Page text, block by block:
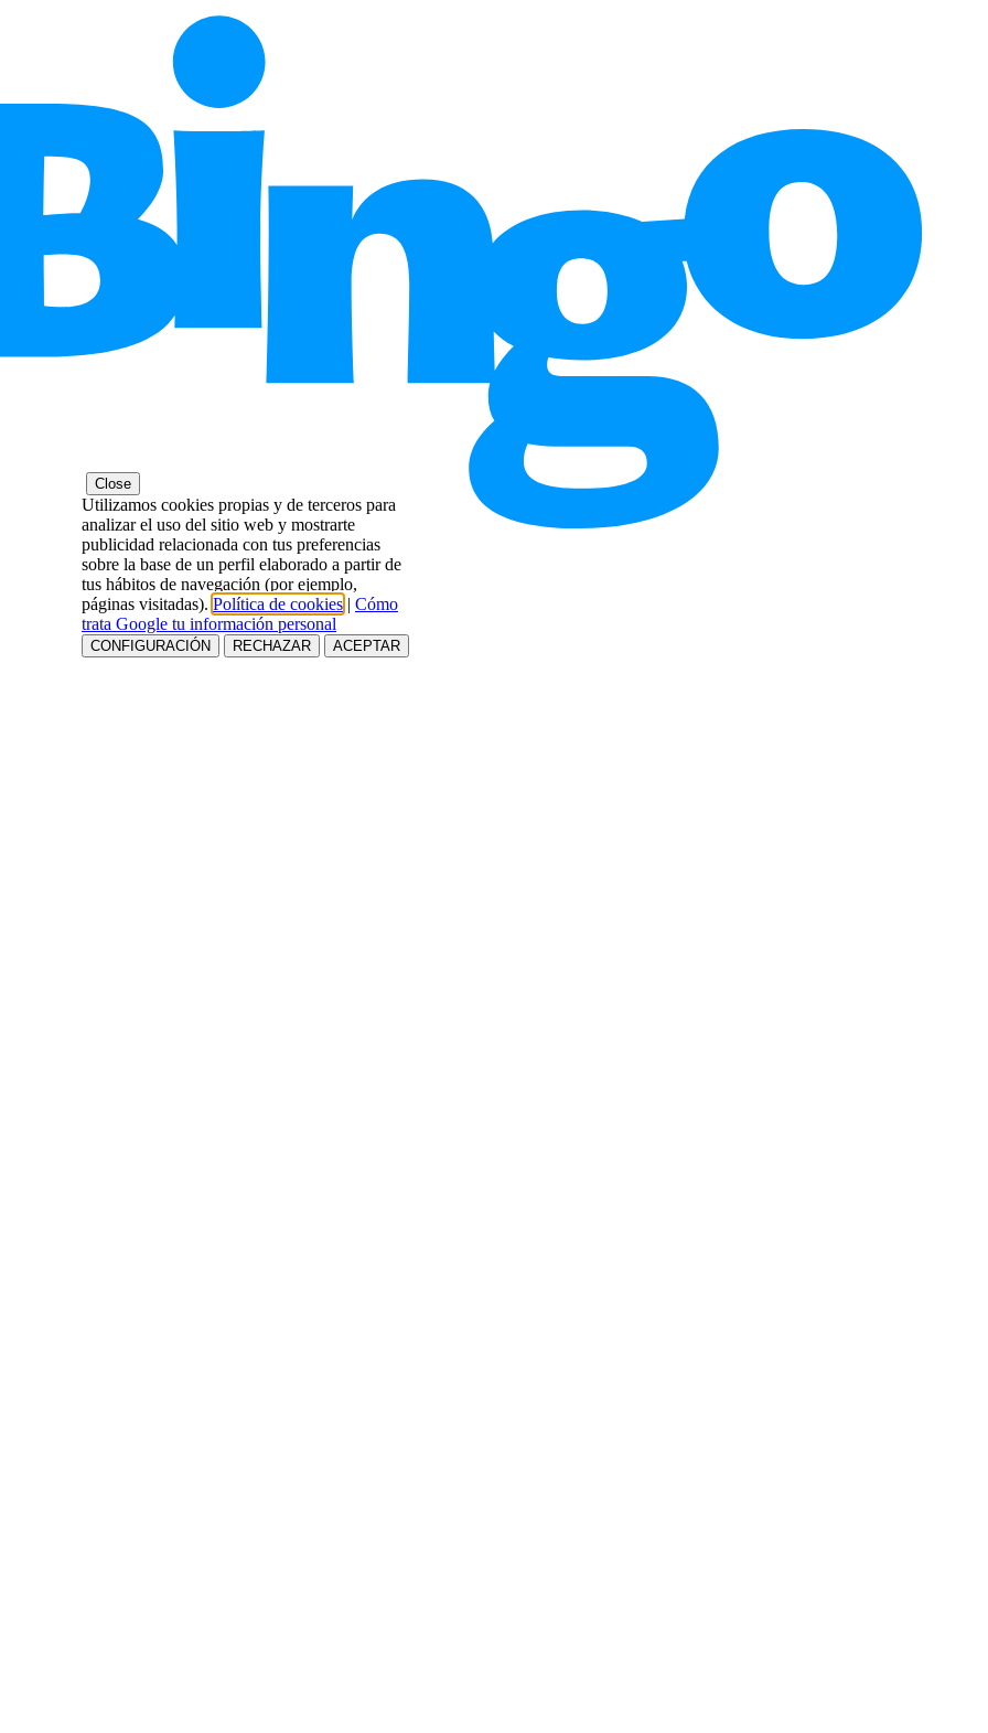
Close
Utilizamos cookies propias y de terceros para
analizar el uso del sitio web y mostrarte
publicidad relacionada con tus preferencias
sobre la base de un perfil elaborado a partir de
tus hábitos de navegación (por ejemplo,
páginas visitadas). Política de cookies | Cómo
trata Google tu información personal
CONFIGURACIÓN RECHAZAR ACEPTAR